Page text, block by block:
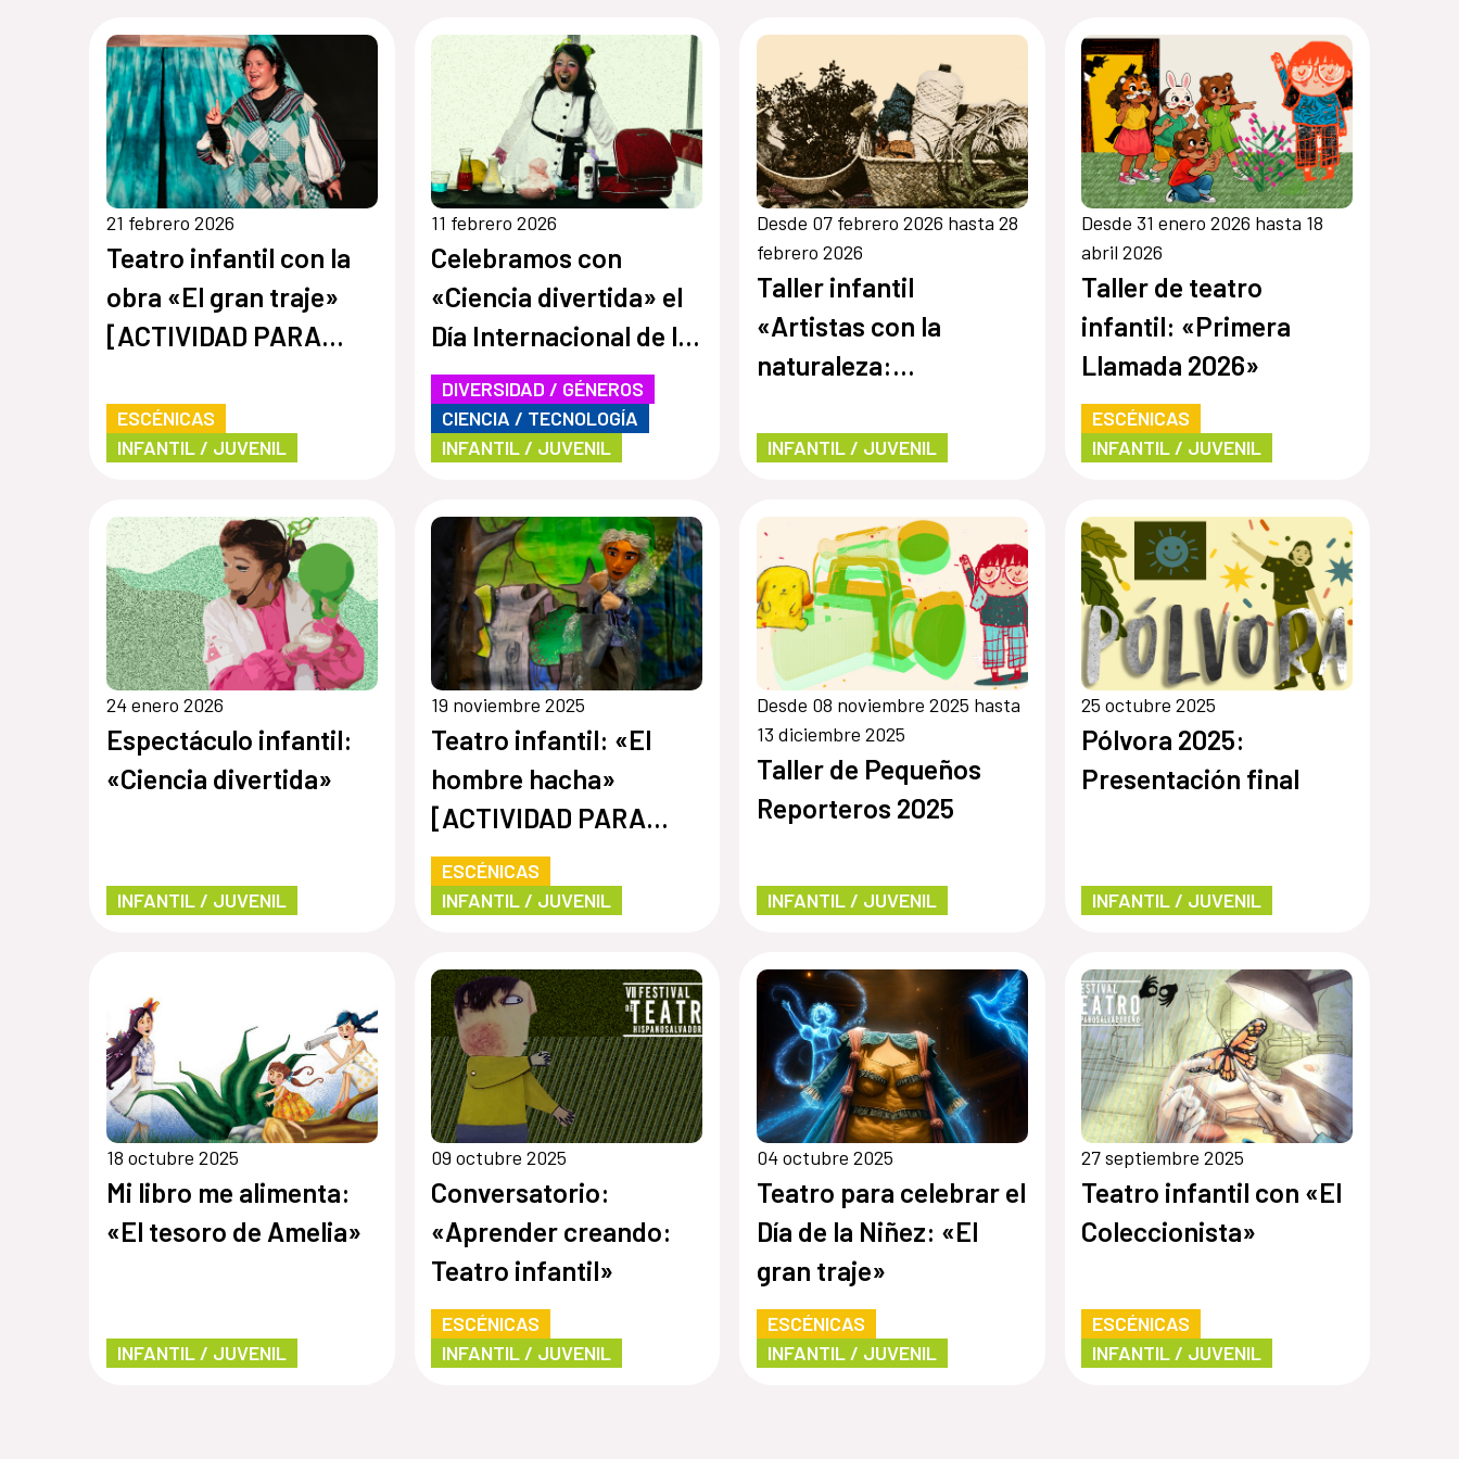
21 febrero 2026
Teatro infantil con la
obra «El gran traje»
[ACTIVIDAD PARA
ESCÉNICAS
INFANTIL / JUVENIL
11 febrero 2026
Celebramos con
«Ciencia divertida» el
Día Internacional de la
Mujer y la Niña en la
Ciencia
DIVERSIDAD / GÉNEROS
CIENCIA / TECNOLOGÍA
INFANTIL / JUVENIL
Desde 07 febrero 2026 hasta 28
febrero 2026
Taller infantil
«Artistas con la
naturaleza:
nidos y aguas»
INFANTIL / JUVENIL
Desde 31 enero 2026 hasta 18
abril 2026
Taller de teatro
infantil: «Primera
Llamada 2026»
ESCÉNICAS
INFANTIL / JUVENIL
24 enero 2026
Espectáculo infantil:
«Ciencia divertida»
INFANTIL / JUVENIL
19 noviembre 2025
Teatro infantil: «El
hombre hacha»
[ACTIVIDAD PARA
REPROGRAMAR]
ESCÉNICAS
INFANTIL / JUVENIL
Desde 08 noviembre 2025 hasta
13 diciembre 2025
Taller de Pequeños
Reporteros 2025
INFANTIL / JUVENIL
25 octubre 2025
Pólvora 2025:
Presentación final
INFANTIL / JUVENIL
18 octubre 2025
Mi libro me alimenta:
«El tesoro de Amelia»
INFANTIL / JUVENIL
09 octubre 2025
Conversatorio:
«Aprender creando:
Teatro infantil»
ESCÉNICAS
INFANTIL / JUVENIL
04 octubre 2025
Teatro para celebrar el
Día de la Niñez: «El
gran traje»
ESCÉNICAS
INFANTIL / JUVENIL
27 septiembre 2025
Teatro infantil con «El
Coleccionista»
ESCÉNICAS
INFANTIL / JUVENIL